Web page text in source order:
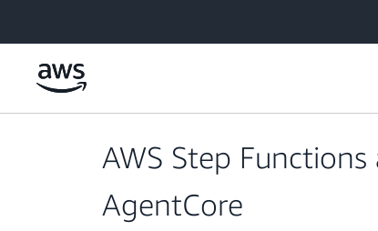
AWS Step
AgentCore